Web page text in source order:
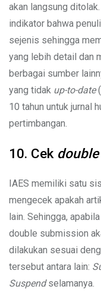
akan langsung
indikator bahwa
sejenis sehingga
yang lebih detail dan
berbagai sumber
yang tidak up-to-date
10 tahun untuk jurnal
pertimbangan.
10. Cek
IAES memiliki satu
mengecek apakah
lain. Sehingga,
double submission
dilakukan sesuai
tersebut antara lain:
Suspendselamanya.